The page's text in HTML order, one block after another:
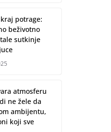
potrage:
beživotno
sutkinje
atmosferu
ne žele da
ambijentu,
koji sve